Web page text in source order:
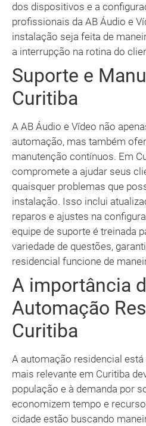
dos dispositivos e a
profissionais da AB Áudio e
instalação seja feita de
a interrupção na rotina do
Suporte e
Curitiba
A AB Áudio e Vídeo não
automação, mas também
manutenção contínuos. Em
compromete a ajudar seus
quaisquer problemas que
instalação. Isso inclui
reparos e ajustes na
equipe de suporte é treinada
variedade de questões,
residencial funcione de
A importância
Automação
Curitiba
A automação residencial
mais relevante em Curitiba
população e à demanda por
economizem tempo e
cidade estão buscando